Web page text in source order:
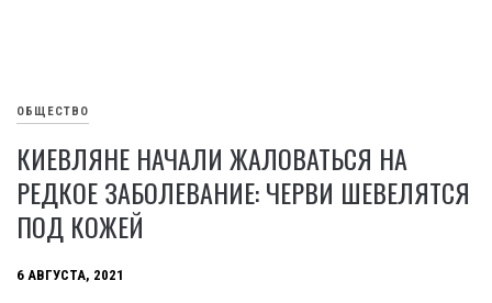
ОБЩЕСТВО
КИЕВЛЯНЕ НАЧАЛИ ЖАЛОВАТЬСЯ НА
РЕДКОЕ ЗАБОЛЕВАНИЕ: ЧЕРВИ ШЕВЕЛЯТСЯ
ПОД КОЖЕЙ
6 АВГУСТА, 2021